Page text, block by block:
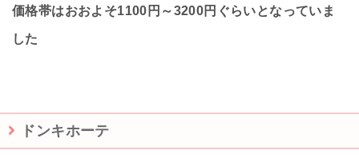
価格帯はおおよそ1100円～3200円ぐらいとなっていま
した
ドンキホーテ